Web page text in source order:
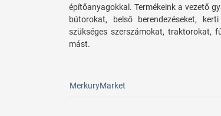
építőanyagokkal. Termékeink a vezető
bútorokat, belső berendezéseket,
szükséges szerszámokat, traktorokat,
mást.
MerkuryMarket